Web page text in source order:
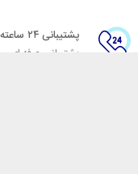
پشتیبانی ۲۴ ساعته
پشتیبانی حرفه ای